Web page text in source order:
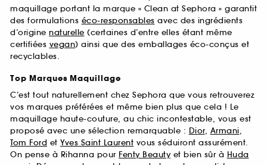
maquillage portant la marque « Clean at Sephora » garantit
des formulations éco-responsables avec des ingrédients
d’origine naturelle (certaines d’entre elles étant même
certifiées vegan) ainsi que des emballages éco-conçus et
recyclables.
Top Marques Maquillage
C’est tout naturellement chez Sephora que vous retrouverez
vos marques préférées et même bien plus que cela ! Le
maquillage haute-couture, au chic incontestable, vous est
proposé avec une sélection remarquable : Dior, Armani,
Tom Ford et Yves Saint Laurent vous séduiront assurément.
On pense à Rihanna pour Fenty Beautyet bien sûr à Huda